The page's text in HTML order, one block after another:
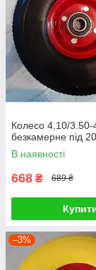
Колесо 4,10/
безкамерне під
В наявності
668 ₴ 689 ₴
–3%